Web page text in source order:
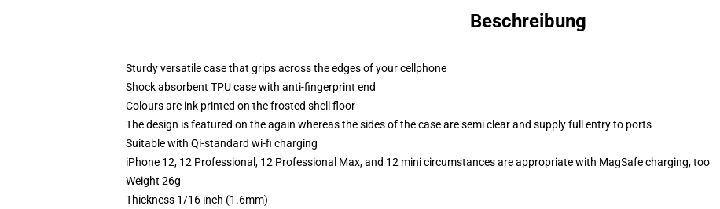
Beschreibung
Sturdy versatile case that grips across the edges of your cellphone
Shock absorbent TPU case with anti-fingerprint end
Colours are ink printed on the frosted shell floor
The design is featured on the again whereas the sides of the case are semi clear and supply full entry to ports
Suitable with Qi-standard wi-fi charging
iPhone 12, 12 Professional, 12 Professional Max, and 12 mini circumstances are appropriate with MagSafe charging, too
Weight 26g
Thickness 1/16 inch (1.6mm)